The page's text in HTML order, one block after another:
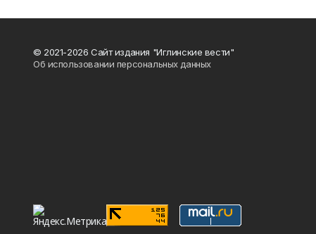
© 2021-2026 Сайт издания "Иглинские вести"
Об использовании персональных данных